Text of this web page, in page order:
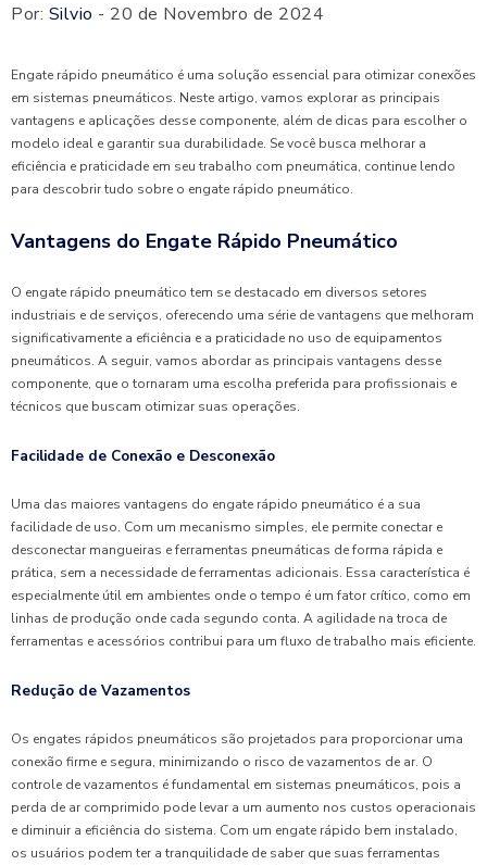
Por: Silvio - 20 de Novembro de 2024
Engate rápido pneumático é uma solução essencial para otimizar conexões
em sistemas pneumáticos. Neste artigo, vamos explorar as principais
vantagens e aplicações desse componente, além de dicas para escolher o
modelo ideal e garantir sua durabilidade. Se você busca melhorar a
eficiência e praticidade em seu trabalho com pneumática, continue lendo
para descobrir tudo sobre o engate rápido pneumático.
Vantagens do Engate Rápido Pneumático
O engate rápido pneumático tem se destacado em diversos setores
industriais e de serviços, oferecendo uma série de vantagens que melhoram
significativamente a eficiência e a praticidade no uso de equipamentos
pneumáticos. A seguir, vamos abordar as principais vantagens desse
componente, que o tornaram uma escolha preferida para profissionais e
técnicos que buscam otimizar suas operações.
Facilidade de Conexão e Desconexão
Uma das maiores vantagens do engate rápido pneumático é a sua
facilidade de uso. Com um mecanismo simples, ele permite conectar e
desconectar mangueiras e ferramentas pneumáticas de forma rápida e
prática, sem a necessidade de ferramentas adicionais. Essa característica é
especialmente útil em ambientes onde o tempo é um fator crítico, como em
linhas de produção onde cada segundo conta. A agilidade na troca de
ferramentas e acessórios contribui para um fluxo de trabalho mais eficiente.
Redução de Vazamentos
Os engates rápidos pneumáticos são projetados para proporcionar uma
conexão firme e segura, minimizando o risco de vazamentos de ar. O
controle de vazamentos é fundamental em sistemas pneumáticos, pois a
perda de ar comprimido pode levar a um aumento nos custos operacionais
e diminuir a eficiência do sistema. Com um engate rápido bem instalado,
os usuários podem ter a tranquilidade de saber que suas ferramentas